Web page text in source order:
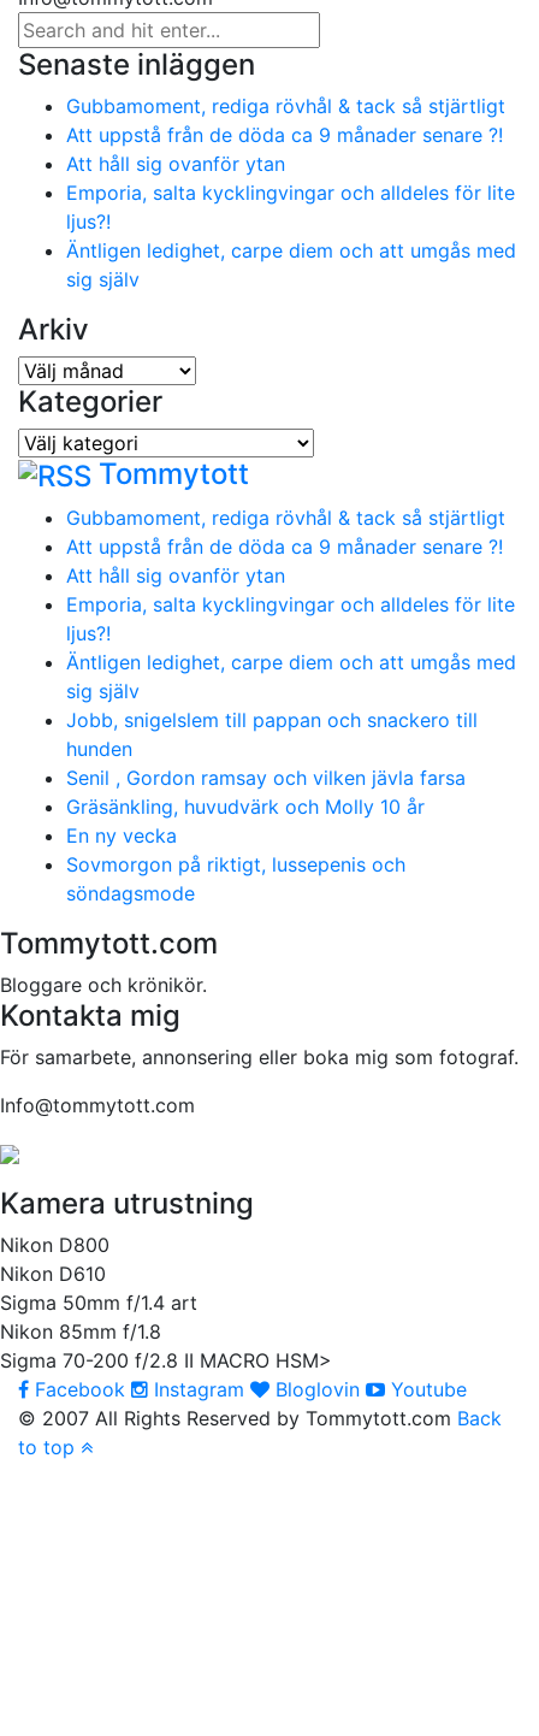
Senaste inläggen
Gubbamoment, rediga rövhål & tack så stjärtligt
Att uppstå från de döda ca 9 månader senare ?!
Att håll sig ovanför ytan
Emporia, salta kycklingvingar och alldeles för lite
ljus?!
Äntligen ledighet, carpe diem och att umgås med
sig själv
Arkiv
Arkiv
Kategorier
Kategorier
Tommytott
Gubbamoment, rediga rövhål & tack så stjärtligt
Att uppstå från de döda ca 9 månader senare ?!
Att håll sig ovanför ytan
Emporia, salta kycklingvingar och alldeles för lite
ljus?!
Äntligen ledighet, carpe diem och att umgås med
sig själv
Jobb, snigelslem till pappan och snackero till
hunden
Senil , Gordon ramsay och vilken jävla farsa
Gräsänkling, huvudvärk och Molly 10 år
En ny vecka
Sovmorgon på riktigt, lussepenis och
söndagsmode
Tommytott.com
Bloggare och krönikör.
Kontakta mig
För samarbete, annonsering eller boka mig som fotograf.
Info@tommytott.com
Kamera utrustning
Nikon D800
Nikon D610
Sigma 50mm f/1.4 art
Nikon 85mm f/1.8
Sigma 70-200 f/2.8 II MACRO HSM>
Facebook
Instagram Bloglovin
Youtube
© 2007 All Rights Reserved by Tommytott.com Back
to top